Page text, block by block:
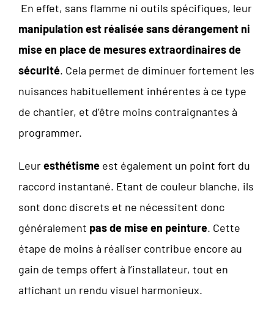
En effet, sans flamme ni outils spécifiques, leur
manipulation est réalisée sans dérangement ni
mise en place de mesures extraordinaires de
sécurité. Cela permet de diminuer fortement les
nuisances habituellement inhérentes à ce type
de chantier, et d’être moins contraignantes à
programmer.
Leuresthétisme est également un point fort du
raccord instantané. Etant de couleur blanche, ils
sont donc discrets et ne nécessitent donc
généralement pas de mise en peinture. Cette
étape de moins à réaliser contribue encore au
gain de temps offert à l’installateur, tout en
affichant un rendu visuel harmonieux.